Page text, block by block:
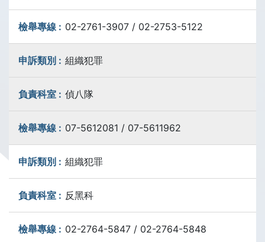
02-2761-3907 / 02-2753-5122
組織犯罪
偵八隊
07-5612081 / 07-5611962
組織犯罪
反黑科
02-2764-5847 / 02-2764-5848